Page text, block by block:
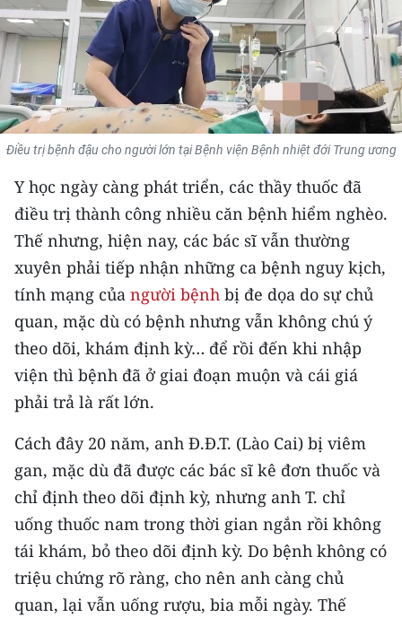
DU LỊCH
THẾ GIỚI
THỂ THAO
GIÁO DỤC
Y TẾ
KHOA HỌC - CÔNG NGHỆ
MÔI TRƯỜNG
KIỂM CHỨNG THÔNG TIN
TRI THỨC CHUYÊN SÂU
54 DÂN TỘC VIỆT NAM
CHƯƠNG TRÌNH OCOP - MỖI XÃ
MỘT SẢN PHẨM
RADIO
MEDIA CENTER
Điều trị bệnh đậu cho người lớn tại Bệnh viện Bệnh nhiệt đới Trung ương
Y học ngày càng phát triển, các thầy thuốc đã
điều trị thành công nhiều căn bệnh hiểm nghèo.
Thế nhưng, hiện nay, các bác sĩ vẫn thường
xuyên phải tiếp nhận những ca bệnh nguy kịch,
tính mạng của người bệnh bị đe dọa do sự chủ
quan, mặc dù có bệnh nhưng vẫn không chú ý
theo dõi, khám định kỳ… để rồi đến khi nhập
viện thì bệnh đã ở giai đoạn muộn và cái giá
phải trả là rất lớn.
Cách đây 20 năm, anh Đ.Đ.T. (Lào Cai) bị viêm
gan, mặc dù đã được các bác sĩ kê đơn thuốc và
chỉ định theo dõi định kỳ, nhưng anh T. chỉ
uống thuốc nam trong thời gian ngắn rồi không
tái khám, bỏ theo dõi định kỳ. Do bệnh không có
triệu chứng rõ ràng, cho nên anh càng chủ
quan, lại vẫn uống rượu, bia mỗi ngày. Thế